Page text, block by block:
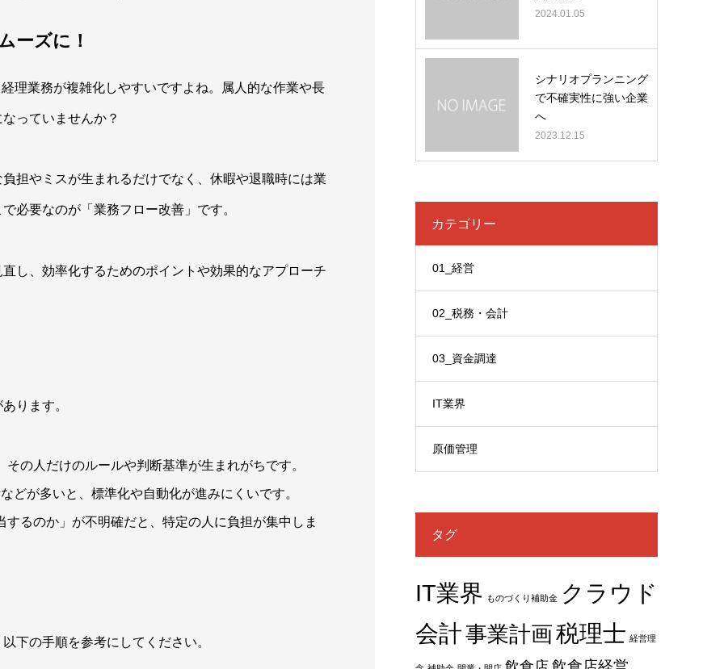
ーズに！
理業務が複雑化しやすいですよね。属人的な作業や長
っていませんか？
担やミスが生まれるだけでなく、休暇や退職時には業
必要なのが「業務フロー改善」です。
し、効率化するためのポイントや効果的なアプローチ
ります。
の人だけのルールや判断基準が生まれがちです。
どが多いと、標準化や自動化が進みにくいです。
するのか」が不明確だと、特定の人に負担が集中しま
下の手順を参考にしてください。
2024.01.05
シナリオプランニング
で不確実性に強い企業
へ
2023.12.15
カテゴリー
01_経営
02_税務・会計
03_資金調達
IT業界
原価管理
タグ
IT業界 ものづくり補助金 クラウド
会計事業計画税理士 経営理